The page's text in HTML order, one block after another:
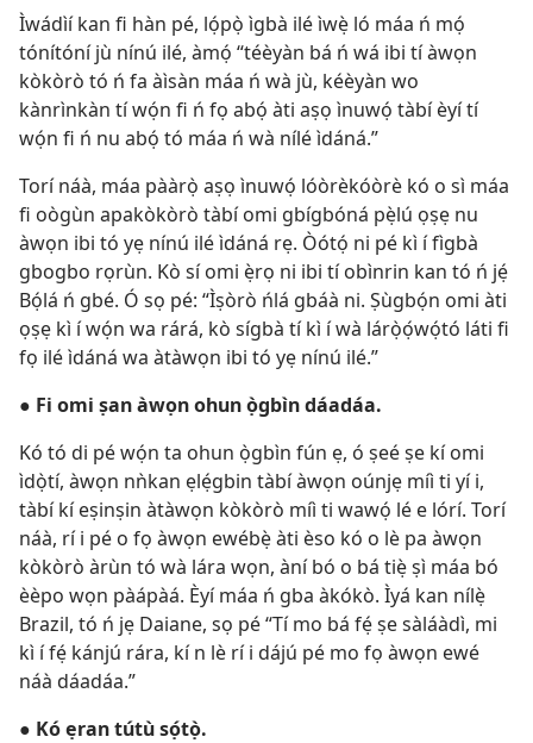
Ìwádìí kan fi hàn pé, lọ́pọ̀ ìgbà ilé ìwẹ̀ ló máa ń mọ́
tónítóní jù nínú ilé, àmọ́ “téèyàn bá ń wá ibi tí àwọn
kòkòrò tó ń fa àìsàn máa ń wà jù, kéèyàn wo
kànrìnkàn tí wọ́n fi ń fọ abọ́ àti aṣọ ìnuwọ́ tàbí èyí tí
wọ́n fi ń nu abọ́ tó máa ń wà nílé ìdáná.”
Torí náà, máa pààrọ̀ aṣọ ìnuwọ́ lóòrèkóòrè kó o sì máa
fi oògùn apakòkòrò tàbí omi gbígbóná pẹ̀lú ọṣẹ nu
àwọn ibi tó yẹ nínú ilé ìdáná rẹ. Òótọ́ ni pé kì í fìgbà
gbogbo rọrùn. Kò sí omi ẹ̀rọ ni ibi tí obìnrin kan tó ń jẹ́
Bọ́lá ń gbé. Ó sọ pé: “Ìṣòrò ńlá gbáà ni. Ṣùgbọ́n omi àti
ọṣẹ kì í wọ́n wa rárá, kò sígbà tí kì í wà lárọ̀ọ́wọ́tó láti fi
fọ ilé ìdáná wa àtàwọn ibi tó yẹ nínú ilé.”
● Fi omi ṣan àwọn ohun ọ̀gbìn dáadáa.
Kó tó di pé wọ́n ta ohun ọ̀gbìn fún ẹ, ó ṣeé ṣe kí omi
ìdọ̀tí, àwọn nǹkan ẹlẹ́gbin tàbí àwọn oúnjẹ míì ti yí i,
tàbí kí eṣinṣin àtàwọn kòkòrò míì ti wawọ́ lé e lórí. Torí
náà, rí i pé o fọ àwọn ewébẹ̀ àti èso kó o lè pa àwọn
kòkòrò àrùn tó wà lára wọn, àní bó o bá tiẹ̀ ṣì máa bó
èèpo wọn pàápàá. Èyí máa ń gba àkókò. Ìyá kan nílẹ̀
Brazil, tó ń jẹ Daiane, sọ pé “Tí mo bá fẹ́ ṣe sàláàdì, mi
kì í fẹ́ kánjú rára, kí n lè rí i dájú pé mo fọ àwọn ewé
náà dáadáa.”
● Kó ẹran tútù sọ́tọ̀.